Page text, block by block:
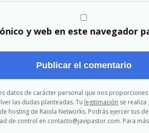
y web en este navegador
datos de carácter personal que nos
las dudas planteadas. Tu legitimación se
hosting de Raiola Networks. Podrás ejercer tus
de control en contacto@javipastor.com. Para